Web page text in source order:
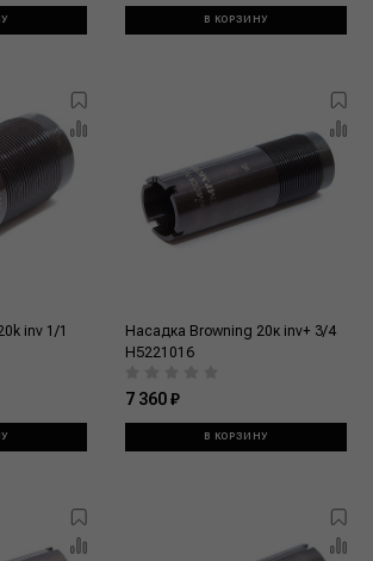
В КОРЗИНУ
inv 1/1
Насадка Browning 20к inv+ 3/4
H5221016
7 360 ₽
В КОРЗИНУ